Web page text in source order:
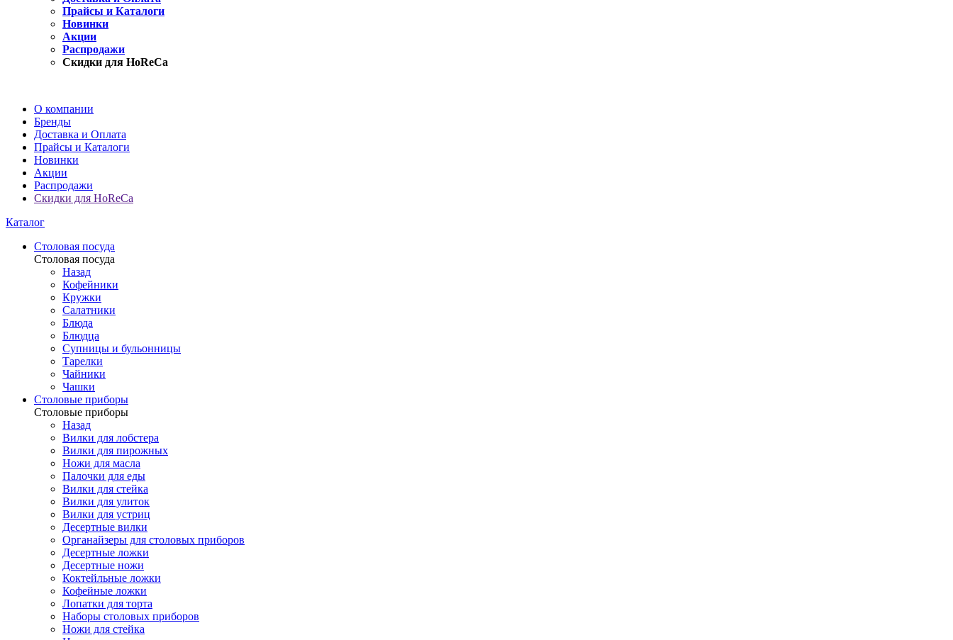
Прайсы и Каталоги
Новинки
Акции
Распродажи
Скидки для HoReCa
О компании
Бренды
Доставка и Оплата
Прайсы и Каталоги
Новинки
Акции
Распродажи
Скидки для HoReCa
Каталог
Столовая посуда
Столовая посуда
Назад
Кофейники
Кружки
Салатники
Блюда
Блюдца
Супницы и бульонницы
Тарелки
Чайники
Чашки
Cтоловые приборы
Cтоловые приборы
Назад
Вилки для лобстера
Вилки для пирожных
Ножи для масла
Палочки для еды
Вилки для стейка
Вилки для улиток
Вилки для устриц
Десертные вилки
Органайзеры для столовых приборов
Десертные ложки
Десертные ножи
Коктейльные ложки
Кофейные ложки
Лопатки для торта
Наборы столовых приборов
Ножи для стейка